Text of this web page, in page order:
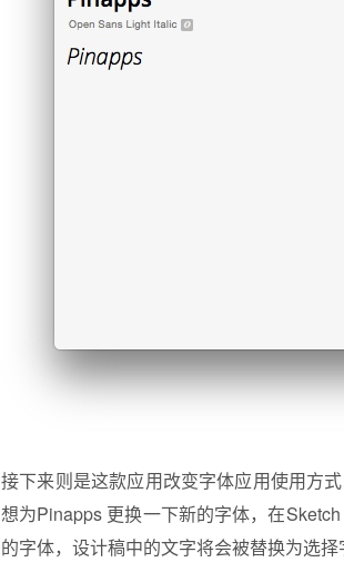
接下来则是这款应用改变字体应用使用方
想为Pinapps 更换一下新的字体，在
的字体，设计稿中的文字将会被替换为选择